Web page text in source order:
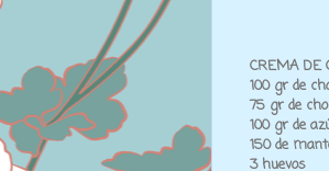
CREMA DE
100 gr de
75 gr de
100 gr de
150 de
3 huevos